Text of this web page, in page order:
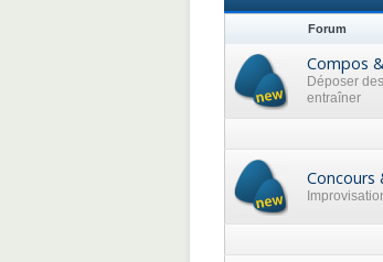
Forum
Compos
Déposer
entraîner
Concours